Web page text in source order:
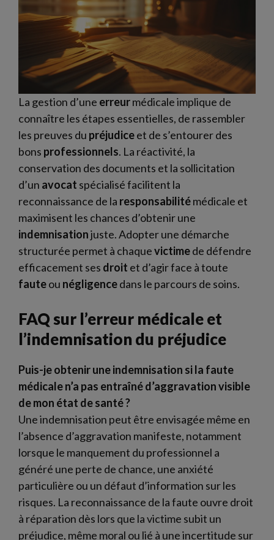
La gestion d’une erreurmédicale implique de
connaître les étapes essentielles, de rassembler
les preuves du préjudiceet de s’entourer des
bons professionnels. La réactivité, la
conservation des documents et la sollicitation
d’un avocat spécialisé facilitent la
reconnaissance de la responsabilitémédicale et
maximisent les chances d’obtenir une
indemnisationjuste. Adopter une démarche
structurée permet à chaquevictimede défendre
efficacement ses droit et d’agir face à toute
fauteou négligencedans le parcours de soins.
FAQ sur l’erreur médicale et
l’indemnisation du préjudice
Puis-je obtenir une indemnisation si la faute
médicale n’a pas entraîné d’aggravation visible
de mon état de santé ?
Une indemnisation peut être envisagée même en
l’absence d’aggravation manifeste, notamment
lorsque le manquement du professionnel a
généré une perte de chance, une anxiété
particulière ou un défaut d’information sur les
risques. La reconnaissance de la faute ouvre droit
à réparation dès lors que la victime subit un
préjudice, même moral ou lié à une incertitude sur